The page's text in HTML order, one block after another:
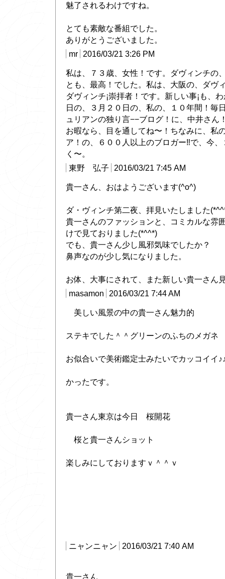
魅了されるわけですね。
とても素敵な番組でした。
ありがとうございました。
mr
2016/03/21 3:26 PM
私は、７３歳、女性！です。ダヴィンチの
とも、最高！でした。私は、大阪の、ダヴ
ダヴィンチ¡崇拝者！です。新しい事¡も、
日の、３月２０日の、私の、１０年間！毎
ュリアンの独り言−−ブログ！に、中井さん
お暇なら、目を通してね〜！ちなみに、私
ア！の、６００人以上のブロガー‼で、今
く〜。
東野 弘子
2016/03/21 7:45 AM
貴一さん、おはようございます(^o^)
ダ・ヴィンチ第二夜、拝見いたしました
貴一さんのファッションと、コミカルな雰
けで見ておりました(*^^*)
でも、貴一さん少し風邪気味でしたか？
鼻声なのが少し気になりました。
お体、大事にされて、また新しい貴一さん
masamon
2016/03/21 7:44 AM
美しい風景の中の貴一さん魅力的
ステキでした＾＾グリーンのふちのメガネ
お似合いで美術鑑定士みたいでカッコイイ
かったです。
貴一さん東京は今日 桜開花
桜と貴一さんショット
楽しみにしておりますｖ＾＾ｖ
ニャンニャン 2016/03/21 7:40 AM
貴一さん